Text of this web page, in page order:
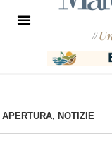
#
APERTURA, NOTIZIE